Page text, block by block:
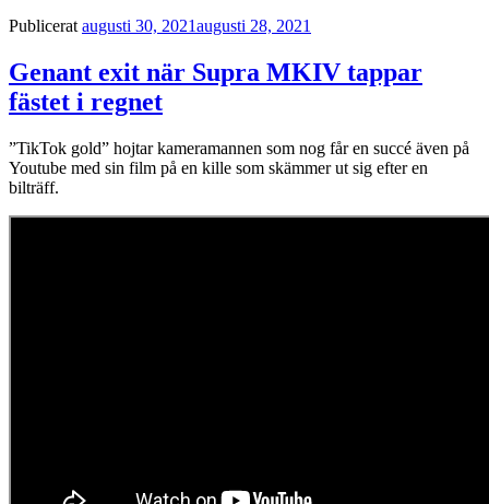
Publicerat augusti 30, 2021augusti 28, 2021
Genant exit när Supra MKIV tappar
fästet i regnet
”TikTok gold” hojtar kameramannen som nog får en succé även på
Youtube med sin film på en kille som skämmer ut sig efter en
bilträff.